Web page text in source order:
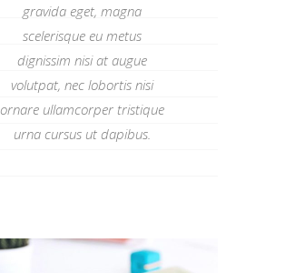
gravida eget, magna
scelerisque eu metus
dignissim nisi at augue
volutpat, nec lobortis nisi
ornare ullamcorper tristique
urna cursus ut dapibus.